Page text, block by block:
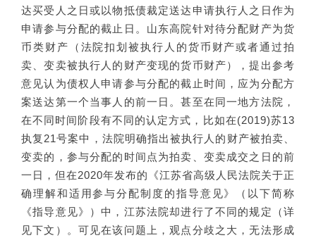
达买受人之日或以物抵债裁定送达申请执行人之日作为
申请参与分配的截止日。山东高院针对待分配财产为货
币类财产（法院扣划被执行人的货币财产或者通过拍
卖、变卖被执行人的财产变现的货币财产），提出参考
意见认为债权人申请参与分配的截止时间，应为分配方
案送达第一个当事人的前一日。甚至在同一地方法院，
在不同时间阶段有不同的认定方式，比如在(2019)苏13
执复21号案中，法院明确指出被执行人的财产被拍卖、
变卖的，参与分配的时间点为拍卖、变卖成交之日的前
一日，但在2020年发布的《江苏省高级人民法院关于正
确理解和适用参与分配制度的指导意见》（以下简称
《指导意见》）中，江苏法院却进行了不同的规定（详
见下文）。可见在该问题上，观点分歧之大，无法形成